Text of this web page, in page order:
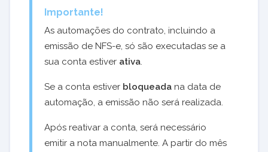
Importante!
As automações do contrato, incluindo a
emissão de NFS-e, só são executadas se a
sua conta estiver ativa
Se a conta estiver bloqueada na data de
automação, a emissão não será realizada.
Após reativar a conta, será necessário
emitir a nota manualmente. A partir do mês